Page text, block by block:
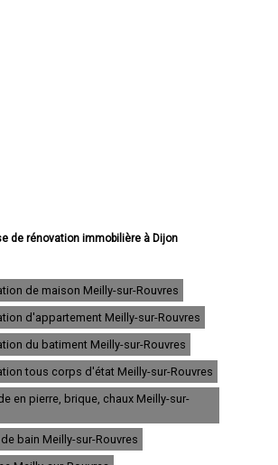
de rénovation immobilière à Dijon
de rénovation immobilière à Talant
immobilière à Chevigny-Saint-Sauveur
de rénovation immobilière à Quetigny
de rénovation immobilière à Longvic
immobilière à Fontaine-lès-Dijon
de rénovation immobilière à Auxonne
immobilière à Saint-Apollinaire
immobilière à Châtillon-sur-Seine
immobilière à Nuits-Saint-Georges
de rénovation immobilière à Genlis
de maison Meilly-sur-Rouvres
d'appartement Meilly-sur-Rouvres
du batiment Meilly-sur-Rouvres
tous corps d'état Meilly-sur-Rouvres
en pierre, brique, chaux Meilly-sur-
bain Meilly-sur-Rouvres